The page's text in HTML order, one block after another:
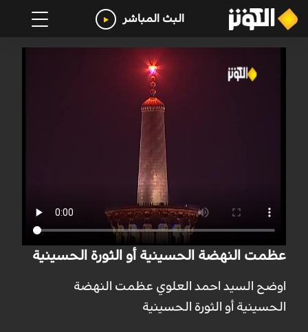
البث المباشر
عظمت النهضة الحسينية أو الثورة الحسينية
اوضح السيد احمد العلوي عظمت النهضة
الحسينية أو الثورة الحسينية